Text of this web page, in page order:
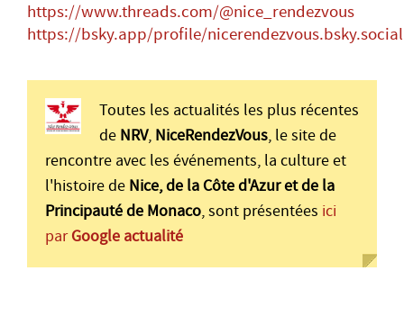
https://www.threads.com/@nice_rendezvous
https://bsky.app/profile/nicerendezvous.bsky.social
Toutes les actualités les plus récentes
de NRV, NiceRendezVous, le site de
rencontre avec les événements, la culture et
l'histoire de Nice, de la Côte d'Azur et de la
Principauté de Monaco, sont présentées ici
par Google actualité